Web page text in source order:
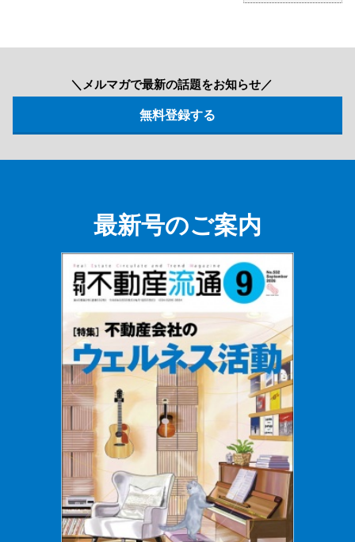
＼メルマガで最新の話題をお知らせ／
最新号のご案内